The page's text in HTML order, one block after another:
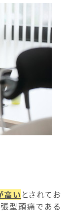
高い とされてお
型頭痛である